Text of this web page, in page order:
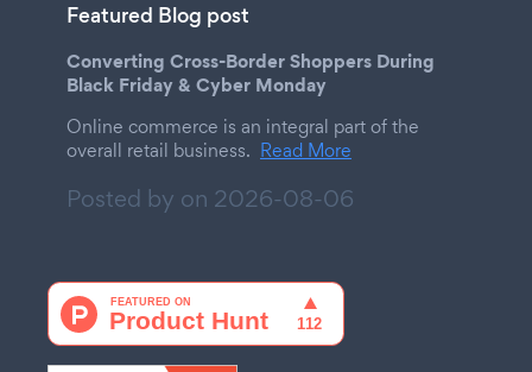
Featured Blog post
Converting Cross-Border Shoppers During
Black Friday & Cyber Monday
Online commerce is an integral part of the
overall retail business. Read More
Posted by on 2026-08-06